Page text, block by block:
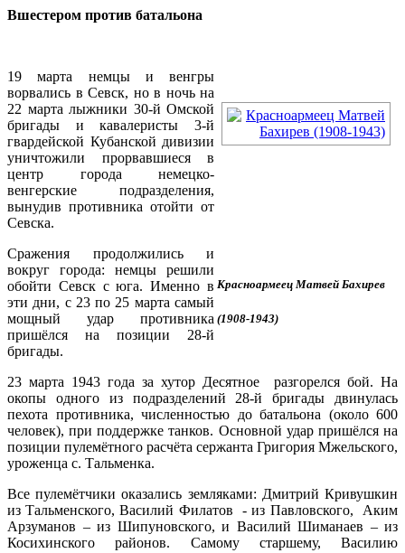
Красноармеец Матвей Бахирев
(1908-1943)
Вшестером против батальона
19 марта немцы и венгры
ворвались в Севск, но в ночь на
22 марта лыжники 30-й Омской
бригады и кавалеристы 3-й
гвардейской Кубанской дивизии
уничтожили прорвавшиеся в
центр города немецко-
венгерские подразделения,
вынудив противника отойти от
Севска.
Сражения продолжились и
вокруг города: немцы решили
обойти Севск с юга. Именно в
эти дни, с 23 по 25 марта самый
мощный удар противника
пришёлся на позиции 28-й
бригады.
23 марта 1943 года за хутор Десятное разгорелся бой. На
окопы одного из подразделений 28-й бригады двинулась
пехота противника, численностью до батальона (около 600
человек), при поддержке танков. Основной удар пришёлся на
позиции пулемётного расчёта сержанта Григория Мжельского,
уроженца с. Тальменка.
Все пулемётчики оказались земляками: Дмитрий Кривушкин
из Тальменского, Василий Филатов - из Павловского, Аким
Арзуманов – из Шипуновского, и Василий Шиманаев – из
Косихинского районов. Самому старшему, Василию